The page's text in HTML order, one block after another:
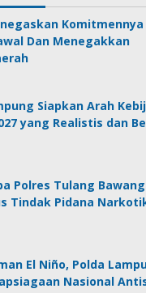
Komitmennya
Dan Menegakkan
Siapkan Arah
yang Realistis dan
Polres Tulang
Tindak Pidana
El Niño, Polda
Nasional